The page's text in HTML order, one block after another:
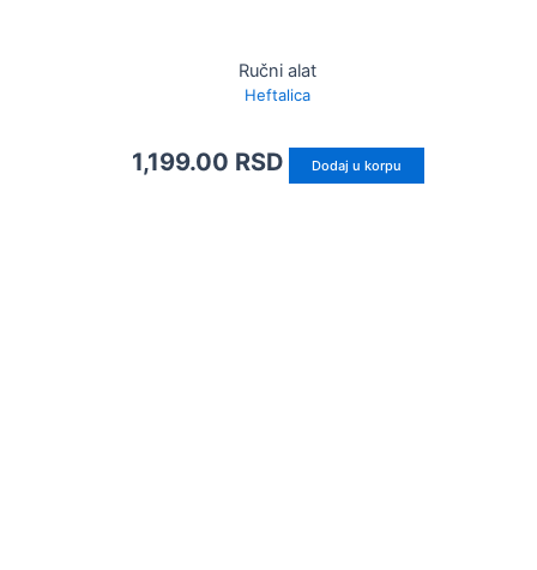
Ručni alat
Heftalica
1,199.00 RSD Dodaj u korpu